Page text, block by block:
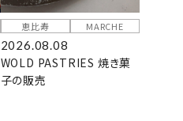
恵比寿 MARCHE
2026.08.08
WOLD PASTRIES 焼き菓
子の販売